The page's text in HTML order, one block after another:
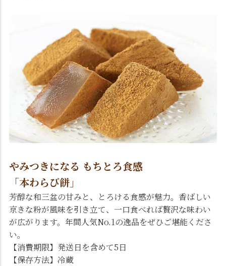
やみつきになる もちとろ食感
「本わらび餅」
芳醇な和三盆の甘みと、とろける食感が魅力。香ばしい
京きな粉が風味を引き立て、一口食べれば贅沢な味わい
が広がります。年間人気No.1の逸品をぜひご堪能くださ
い。
【消費期限】発送日を含めて5日
【保存方法】冷蔵